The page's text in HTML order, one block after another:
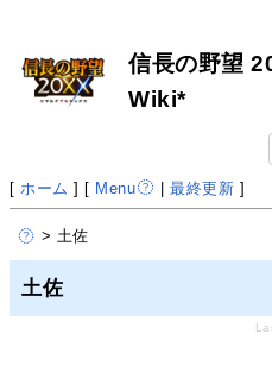
信長の野望
Wiki*
[ ホーム ] [ Menu |最終更新 ]
> 土佐
土佐